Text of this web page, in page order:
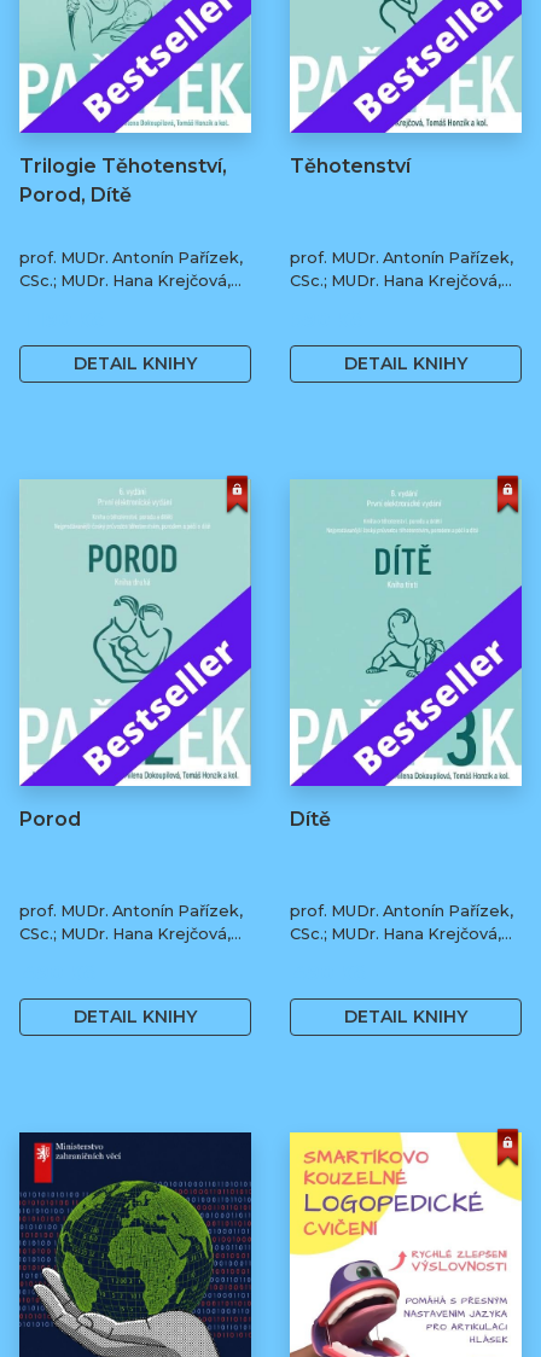
Trilogie Těhotenství,
Porod, Dítě
prof. MUDr. Antonín Pařízek,
CSc.; MUDr. Hana Krejčová,
Tomáš Honzík, Ph.D. a kol.
DETAIL KNIHY
Těhotenství
prof. MUDr. Antonín Pařízek,
CSc.; MUDr. Hana Krejčová,
DETAIL KNIHY
Porod
prof. MUDr. Antonín Pařízek,
CSc.; MUDr. Hana Krejčová,
Tomáš Honzík, Ph.D. a kol.
DETAIL KNIHY
Dítě
prof. MUDr. Antonín Pařízek,
CSc.; MUDr. Hana Krejčová,
Tomáš Honzík, Ph.D. a kol.
DETAIL KNIHY